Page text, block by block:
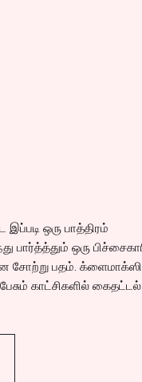
ஒரு பாத்திரம்
பார்த்த்தும் ஒரு
சோற்று பதம்.
காட்சிகளில் கைதட்டல்